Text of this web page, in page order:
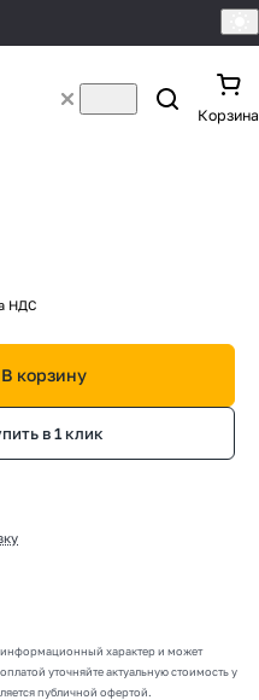
Корзина
НДС
В корзину
в 1 клик
информационный характер и может
уточняйте актуальную стоимость у
публичной офертой.